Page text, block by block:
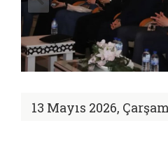
13 Mayıs 2026,